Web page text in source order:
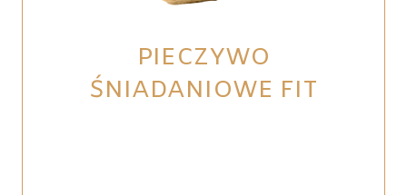
PIECZYWO
ŚNIADANIOWE FIT